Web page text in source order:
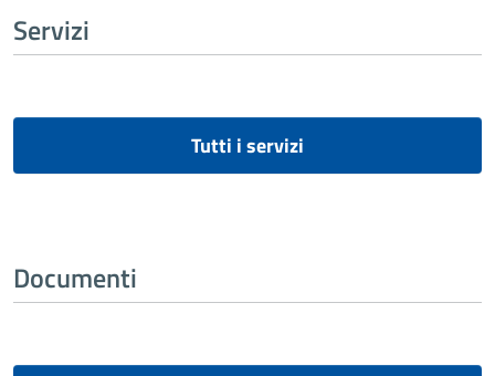
Servizi
Tutti i servizi
Documenti